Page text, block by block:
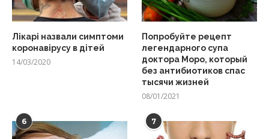
Лікарі назвали симптоми
коронавірусу в дітей
14/03/2020
Попробуйте рецепт
легендарного супа
доктора Моро, который
без антибиотиков спас
тысячи жизней
08/01/2021
6 7